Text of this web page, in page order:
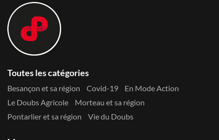
Toutes les catégories
Besançon et sa région Covid-19
En Mode Action
Le Doubs Agricole
Morteau et sa région
Pontarlier et sa région
Vie du Doubs